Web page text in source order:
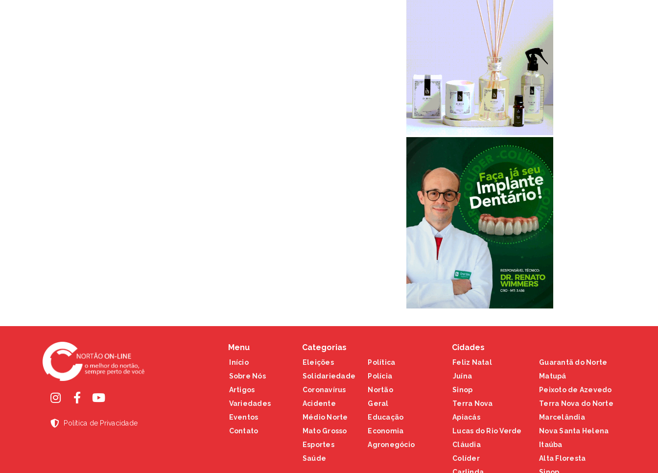
Política de Privacidade
Menu
Início
Sobre Nós
Artigos
Variedades
Eventos
Contato
Categorias
Eleições
Solidariedade
Coronavírus
Acidente
Médio Norte
Mato Grosso
Esportes
Saúde
Política
Polícia
Nortão
Geral
Educação
Economia
Agronegócio
Cidades
Feliz Natal
Juína
Sinop
Terra Nova
Apiacás
Lucas do Rio Verde
Cláudia
Colíder
Guarantã do Norte
Matupá
Peixoto de Azevedo
Terra Nova do Norte
Marcelândia
Nova Santa Helena
Itaúba
Alta Floresta